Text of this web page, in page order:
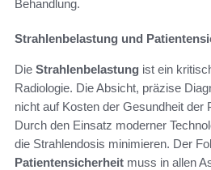
Behandlung.
Strahlenbelastung und
Die Strahlenbelastung ist ein
Radiologie. Die Absicht, präzise
nicht auf Kosten der Gesundheit der
Durch den Einsatz moderner
die Strahlendosis minimieren. Der
Patientensicherheit muss in allen